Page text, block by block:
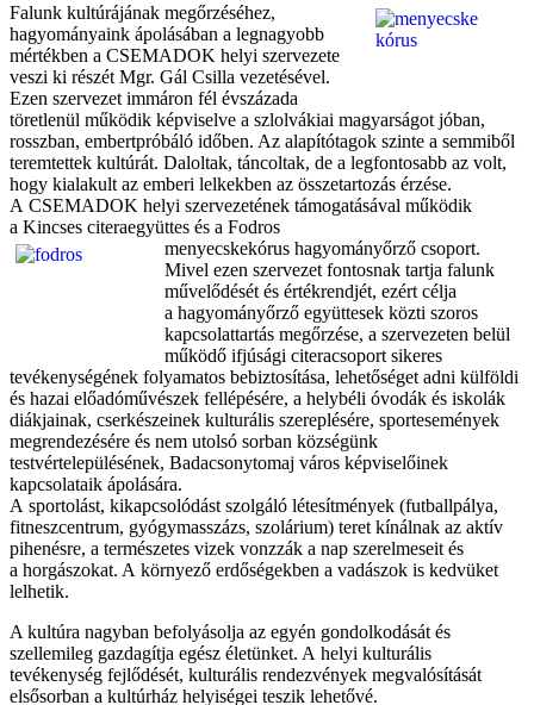
Falunk kultúrájának megőrzéséhez,
hagyományaink ápolásában a legnagyobb
mértékben a CSEMADOK helyi szervezete
veszi ki részét Mgr. Gál Csilla vezetésével.
Ezen szervezet immáron fél évszázada
töretlenül működik képviselve a szlolvákiai magyarságot jóban,
rosszban, embertpróbáló időben. Az alapítótagok szinte a semmiből
teremtettek kultúrát. Daloltak, táncoltak, de a legfontosabb az volt,
hogy kialakult az emberi lelkekben az összetartozás érzése.
A CSEMADOK helyi szervezetének támogatásával működik
a Kincses citeraegyüttes és a Fodros
menyecskekórus hagyományőrző csoport.
Mivel ezen szervezet fontosnak tartja falunk
művelődését és értékrendjét, ezért célja
a hagyományőrző együttesek közti szoros
kapcsolattartás megőrzése, a szervezeten belül
működő ifjúsági citeracsoport sikeres
tevékenységének folyamatos bebiztosítása, lehetőséget adni külföldi
és hazai előadóművészek fellépésére, a helybéli óvodák és iskolák
diákjainak, cserkészeinek kulturális szereplésére, sportesemények
megrendezésére és nem utolsó sorban községünk
testvértelepülésének, Badacsonytomaj város képviselőinek
kapcsolataik ápolására.
A sportolást, kikapcsolódást szolgáló létesítmények (futballpálya,
fitneszcentrum, gyógymasszázs, szolárium) teret kínálnak az aktív
pihenésre, a természetes vizek vonzzák a nap szerelmeseit és
a horgászokat. A környező erdőségekben a vadászok is kedvüket
lelhetik.
A kultúra nagyban befolyásolja az egyén gondolkodását és
szellemileg gazdagítja egész életünket. A helyi kulturális
tevékenység fejlődését, kulturális rendezvények megvalósítását
elsősorban a kultúrház helyiségei teszik lehetővé.